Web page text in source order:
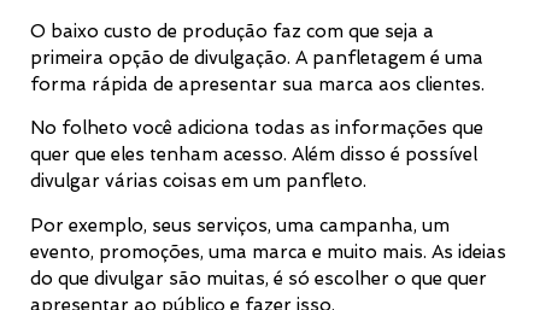
O baixo custo de produção faz com que seja a
primeira opção de divulgação. A panfletagem é uma
forma rápida de apresentar sua marca aos clientes.
No folheto você adiciona todas as informações que
quer que eles tenham acesso. Além disso é possível
divulgar várias coisas em um panfleto.
Por exemplo, seus serviços, uma campanha, um
evento, promoções, uma marca e muito mais. As ideias
do que divulgar são muitas, é só escolher o que quer
apresentar ao público e fazer isso.